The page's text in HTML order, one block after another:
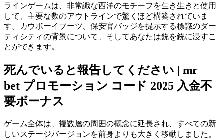
ラインゲームは、非常識な西洋のモチーフを生き生きと使用
して、主要な数のアウトラインで驚くほど構築されていま
す。カウボーイブーツ、保安官バッジを提示する標識のダー
ティシティの背景について、そしてあなたは銃を銃に浸すこ
とができます。
死んでいると報告してください | mr
bet プロモーション コード 2025 入金不
要ボーナス
ゲーム全体は、複数層の周囲の概念に延長され、すべての新
しいステージバージョンを前身よりも大きく移動しました。